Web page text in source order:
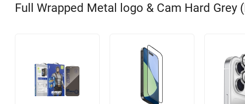
Full Wrapped Metal logo & Cam Hard Grey